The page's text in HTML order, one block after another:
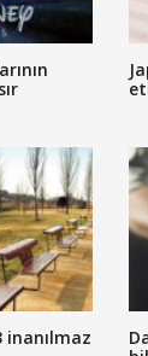
inanılmaz